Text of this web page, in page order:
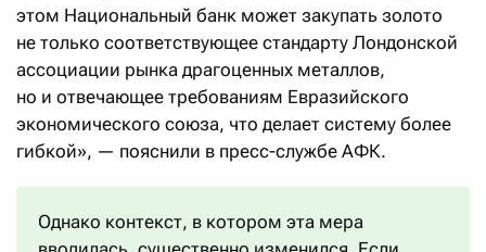
этом Национальный банк может закупать золото
не только соответствующее стандарту Лондонской
ассоциации рынка драгоценных металлов,
но и отвечающее требованиям Евразийского
экономического союза, что делает систему более
гибкой», — пояснили в пресс-службе АФК.
Однако контекст, в котором эта мера